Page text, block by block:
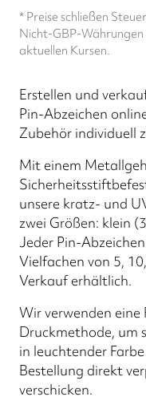
* Preise schließen
Nicht-GBP-
aktuellen Kursen.
Erstellen und
Pin-Abzeichen
Zubehör individuell
Mit einem
unsere kratz- und
zwei Größen: klein
Jeder Pin-
Vielfachen von 5,
Verkauf erhältlich.
Wir verwenden
Druckmethode, um
in leuchtender
Bestellung direkt
verschicken.